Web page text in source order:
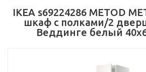
IKEA s69224286 METOD
шкаф с полками/2
Веддинге белый